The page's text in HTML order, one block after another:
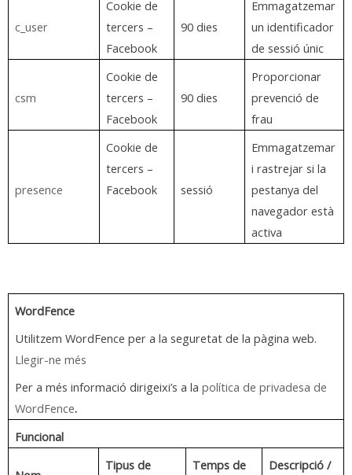
c_user
Cookie de
tercers –
Facebook
90 dies
Emmagatzemar
un identificador
de sessió únic
csm
Cookie de
tercers –
Facebook
90 dies
Proporcionar
prevenció de
frau
presence
Cookie de
tercers –
Facebook
sessió
Emmagatzemar
i rastrejar si la
pestanya del
navegador està
activa
WordFence
Utilitzem WordFence per a la seguretat de la pàgina web.
Llegir-ne més
Per a més informació dirigeixi’s a la política de privadesa de
WordFence.
Funcional
Tipus de Temps de Descripció /